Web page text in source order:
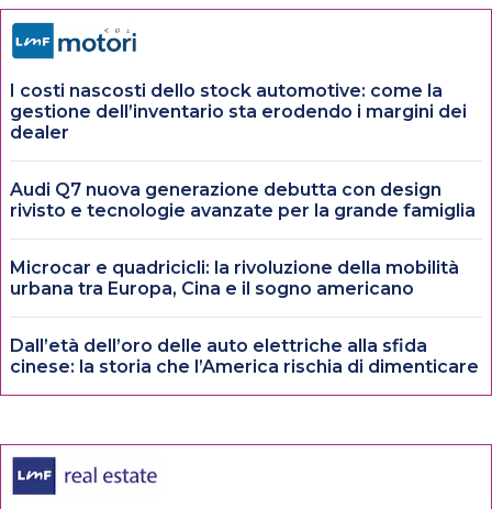
I costi nascosti dello stock automotive: come la
gestione dell’inventario sta erodendo i margini dei
dealer
Audi Q7 nuova generazione debutta con design
rivisto e tecnologie avanzate per la grande famiglia
Microcar e quadricicli: la rivoluzione della mobilità
urbana tra Europa, Cina e il sogno americano
Dall’età dell’oro delle auto elettriche alla sfida
cinese: la storia che l’America rischia di dimenticare